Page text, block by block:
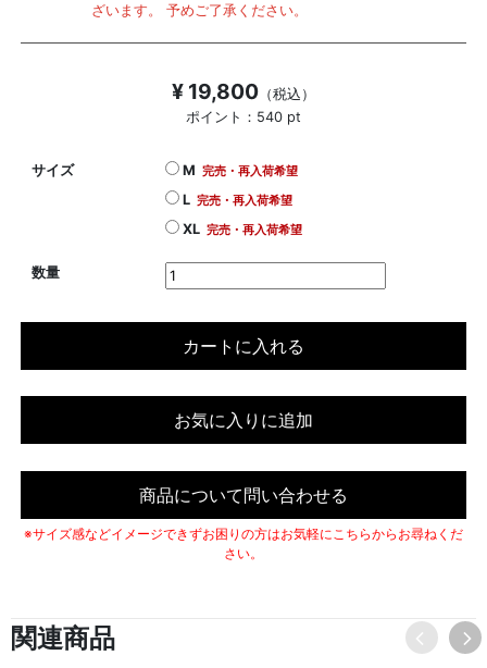
ざいます。 予めご了承ください。
¥ 19,800 （税込）
ポイント：540 pt
サイズ M 完売・再入荷希望
L完売・再入荷希望
XL完売・再入荷希望
数量
カートに入れる
お気に入りに追加
商品について問い合わせる
※サイズ感などイメージできずお困りの方はお気軽にこちらからお尋ねくだ
さい。
関連商品